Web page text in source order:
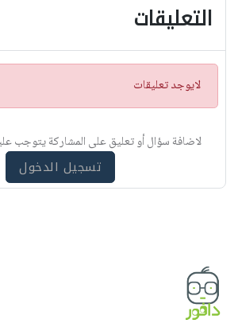
التعليقات
ت
ن
ي
لايوجد تعليقات
لاضافة سؤال أو تعليق على المشاركة يتوجب
تسجيل الدخول